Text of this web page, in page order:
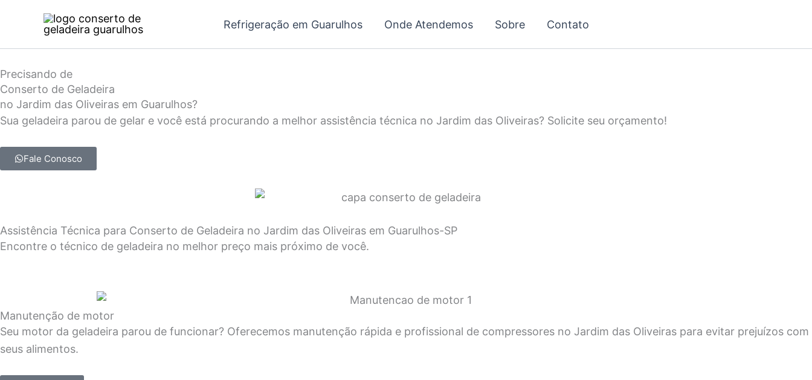
Refrigeração em Guarulhos Onde Atendemos Sobre Contato
Precisando de
Conserto de Geladeira
no Jardim das Oliveiras em Guarulhos?
Sua geladeira parou de gelar e você está procurando a melhor assistência técnica no Jardim das Oliveiras? Solicite seu orçamento!
Fale Conosco
Assistência Técnica para Conserto de Geladeira no Jardim das Oliveiras em Guarulhos-SP
Encontre o técnico de geladeira no melhor preço mais próximo de você.
Manutenção de motor
Seu motor da geladeira parou de funcionar? Oferecemos manutenção rápida e profissional de compressores no Jardim das Oliveiras para evitar prejuízos com
seus alimentos.